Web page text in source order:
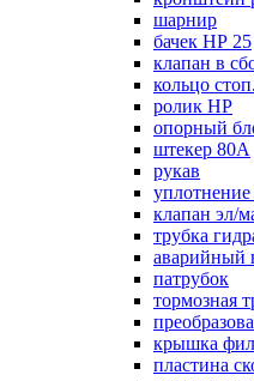
шарнир
бачек НР 25
клапан в
кольцо
ролик НР
опорный
штекер 80А
рукав
уплотнение
клапан эл/
трубка
аварийный
патрубок
тормозная
крышка
пластина